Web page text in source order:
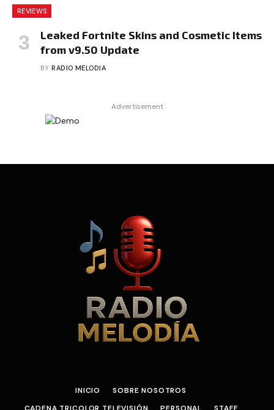
REVIEWS
Leaked Fortnite Skins and Cosmetic Items
from v9.50 Update
BY RADIO MELODIA
Advertisement
INICIO
SOBRE NOSOTROS